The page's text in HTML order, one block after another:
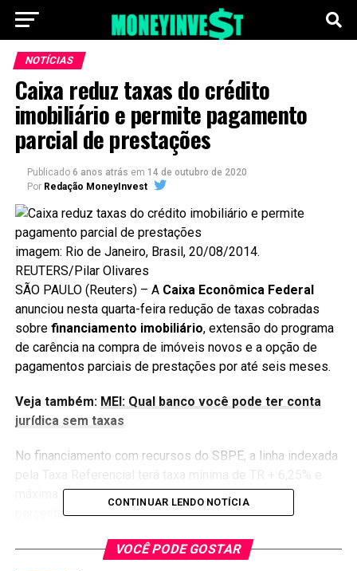
NOTÍCIAS
Caixa reduz taxas do crédito
imobiliário e permite pagamento
parcial de prestações
Publicado 6 anos atrás em 14 de outubro de 2020
Por Redação MoneyInvest
imagem: Rio de Janeiro, Brasil, 20/08/2014.
REUTERS/Pilar Olivares
SÃO PAULO (Reuters) – A Caixa Econômica Federal
anunciou nesta quarta-feira redução de taxas cobradas
sobre financiamento imobiliário, extensão do programa
de carência na compra de imóveis novos e a opção de
pagamentos parciais de prestações por até seis meses.
Veja também: MEI: Qual banco você pode ter conta
jurídica sem taxas
No financiamento com recursos do SBPE, a linha indexada
máxima de TR + 8% ao ano, queda de até 0,5 ponto
percentual.
O banco estatal também prorrogou até o fim do ano a
CONTINUAR LENDO NOTÍCIA
VOCÊ PODE GOSTAR